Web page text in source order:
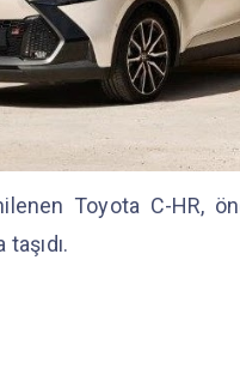
Toyota C-HR,